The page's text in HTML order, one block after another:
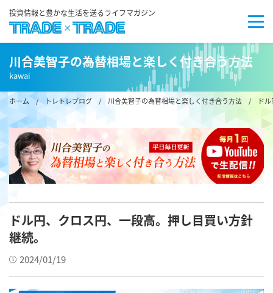
投資情報と豊かな生活を送るライフマガジン
川合美智子の為替相場と楽しく付き合う方法
kawai
ホーム/ トレトレブログ / 川合美智子の為替相場と楽しく付き合う方法 / ドル
ドル円、クロス円、一段高。押し目買い方針
継続。
2024/01/19